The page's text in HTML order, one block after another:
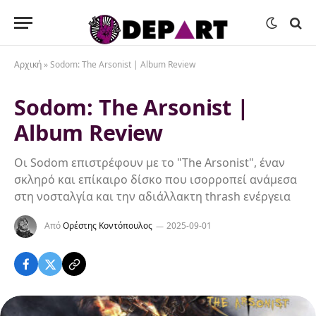
Αρχική »Sodom: The Arsonist | Album Review
Sodom: The Arsonist |
Album Review
Οι Sodom επιστρέφουν με το "The Arsonist", έναν
σκληρό και επίκαιρο δίσκο που ισορροπεί ανάμεσα
στη νοσταλγία και την αδιάλλακτη thrash ενέργεια
ΑπόΟρέστης Κοντόπουλος 2025-09-01